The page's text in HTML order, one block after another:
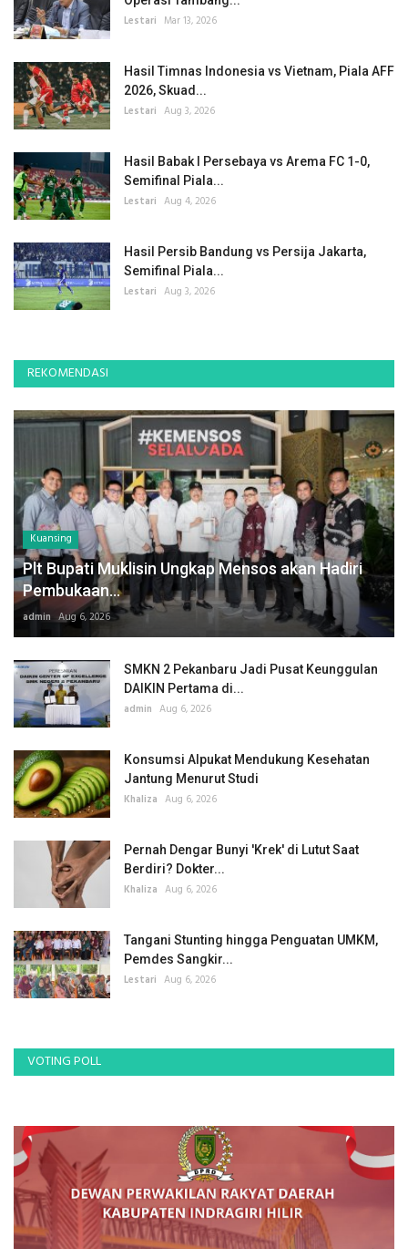
Lestari Mar 13, 2026
Hasil Timnas Indonesia vs Vietnam, Piala AFF
2026, Skuad...
Lestari Aug 3, 2026
Hasil Babak I Persebaya vs Arema FC 1-0,
Semifinal Piala...
Lestari Aug 4, 2026
Hasil Persib Bandung vs Persija Jakarta,
Semifinal Piala...
Lestari Aug 3, 2026
REKOMENDASI
Kuansing
Plt Bupati Muklisin Ungkap Mensos akan Hadiri
Pembukaan...
admin Aug 6, 2026
SMKN 2 Pekanbaru Jadi Pusat Keunggulan
DAIKIN Pertama di...
admin Aug 6, 2026
Konsumsi Alpukat Mendukung Kesehatan
Jantung Menurut Studi
Khaliza Aug 6, 2026
Pernah Dengar Bunyi 'Krek' di Lutut Saat
Berdiri? Dokter...
Khaliza Aug 6, 2026
Tangani Stunting hingga Penguatan UMKM,
Pemdes Sangkir...
Lestari Aug 6, 2026
VOTING POLL